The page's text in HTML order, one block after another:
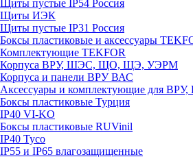
Щиты пустые IP54 Россия
Щиты ИЭК
Щиты пустые IP31 Россия
Боксы пластиковые и аксессуары
Комплектующие TEKFOR
Корпуса ВРУ, ШЭС, ЩО, ЩЭ, УЭРМ
Корпуса и панели ВРУ ВАС
Аксессуары и комплектующие для
Боксы пластиковые Турция
IP40 VI-KO
Боксы пластиковые RUVinil
IP40 Тусо
IP55 и IP65 влагозащищенные